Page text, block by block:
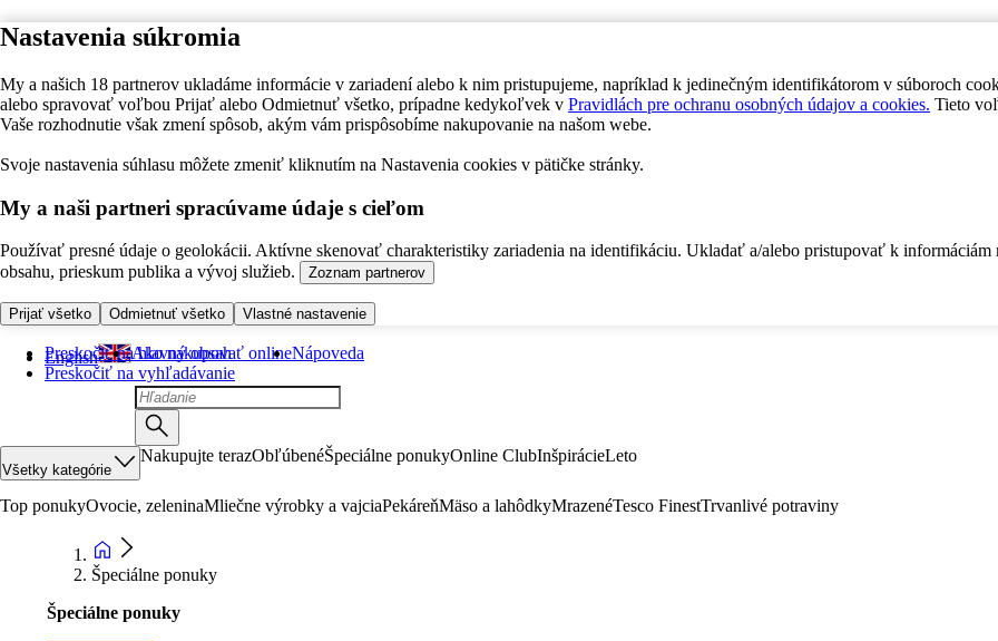
Nastavenia súkromia
My a našich 18 partnerov ukladáme informácie v zariadení alebo k nim pristupujeme, napríklad k jedinečným identifikátorom v súboroch
alebo spravovať voľbou Prijať alebo Odmietnuť všetko, prípadne kedykoľvek v Pravidlách pre ochranu osobných údajov a cookies. Tieto
Vaše rozhodnutie však zmení spôsob, akým vám prispôsobíme nakupovanie na našom webe.
Svoje nastavenia súhlasu môžete zmeniť kliknutím na Nastavenia cookies v pätičke stránky.
My a naši partneri spracúvame údaje s cieľom
Používať presné údaje o geolokácii. Aktívne skenovať charakteristiky zariadenia na identifikáciu. Ukladať a/alebo pristupovať k informáciám
obsahu, prieskum publika a vývoj služieb.
Zoznam partnerov
Prijať všetko Odmietnuť všetko Vlastné nastavenie
Preskočiť na hlavný obsah
Preskočiť na vyhľadávanie
English Ako nakupovať onlineNápoveda
Všetky kategórie
Nakupujte terazObľúbenéŠpeciálne ponukyOnline ClubInšpirácieLeto
Top ponukyOvocie, zeleninaMliečne výrobky a vajciaPekáreňMäso a lahôdkyMrazenéTesco FinestTrvanlivé potraviny
Špeciálne ponuky
Špeciálne ponuky